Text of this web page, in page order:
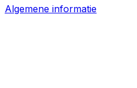
Algemene informatie